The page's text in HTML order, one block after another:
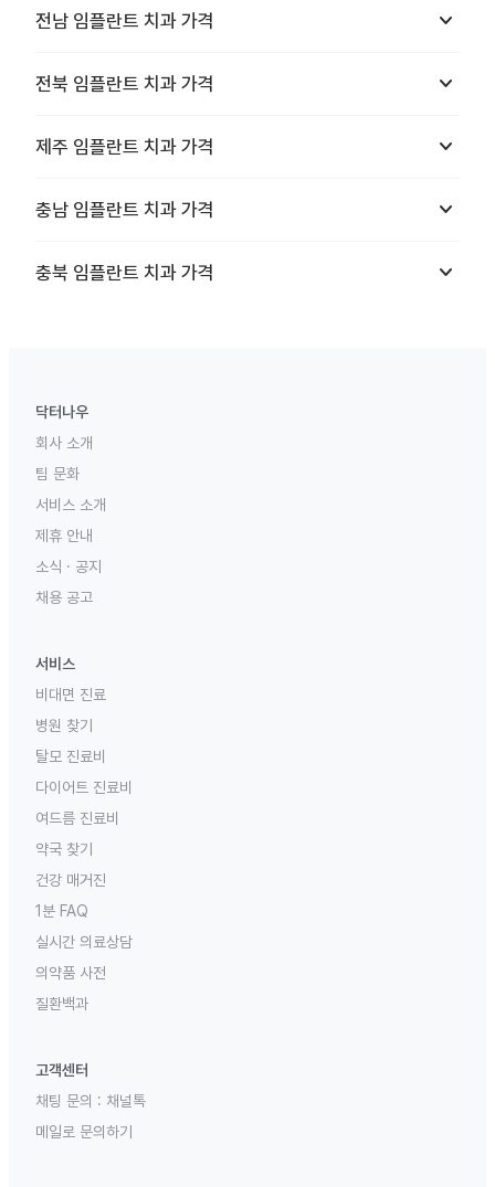
전남 임플란트 치과 가격 keyboard_arrow_down
전북 임플란트 치과 가격 keyboard_arrow_down
제주 임플란트 치과 가격 keyboard_arrow_down
충남 임플란트 치과 가격 keyboard_arrow_down
충북 임플란트 치과 가격 keyboard_arrow_down
닥터나우
회사 소개
팀 문화
서비스 소개
제휴 안내
소식 · 공지
채용 공고
서비스
비대면 진료
병원 찾기
탈모 진료비
다이어트 진료비
여드름 진료비
약국 찾기
건강 매거진
1분 FAQ
실시간 의료상담
의약품 사전
질환백과
고객센터
채팅 문의 : 채널톡
메일로 문의하기